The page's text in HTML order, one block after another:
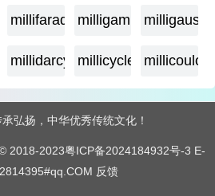
millifarad milligammamilligauss
millidarcy millicycle
弘扬，中华优秀传统文化！
2018-2023粤ICP备2024184932号-3 E-
反馈